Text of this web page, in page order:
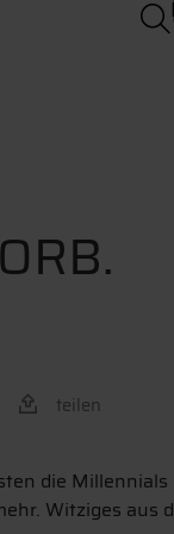
teilen
die
Witziges